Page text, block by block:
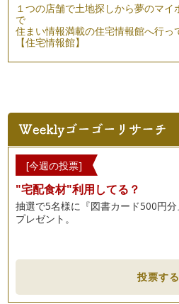
レッスンを受ける際に、練習をし
て、もっとより良い演奏へのアドバ
ピアノの楽しみ方「６５」スコア
ピアノ学習者はまず音符を読める
きました。今も恩師とはお付き合い
ピアノの楽しみ方「６３」絆が生ま
音楽を学ぶことは終わりのない旅に
は数多くの出会いがあります。 …
ピアノの楽しみ方「６２」室内楽
今年の発表会はソロもしくは連弾
ピアノの楽しみ方「６１」譜読み
ピアノを始めたばかりの生徒さん
こと多いのは、先生から出された
１つの店舗で土地探しから夢のマイ
で
住まい情報満載の住宅情報館へ行っ
【住宅情報館】
[今週の投票]
"宅配食材"利用してる？
抽選で5名様に『図書カード500円分
プレゼント。
投票する